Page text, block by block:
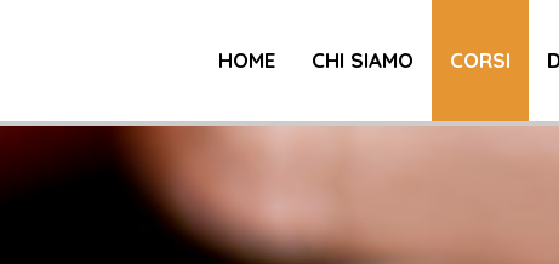
HOME CHI SIAMO CORSI